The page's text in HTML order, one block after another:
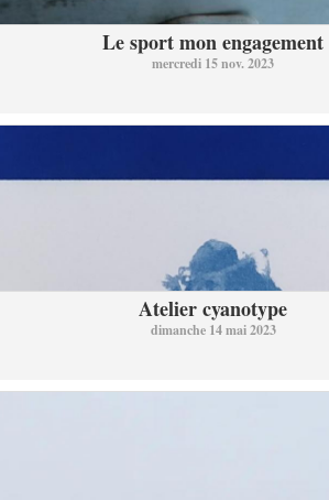
Le sport mon engagement
mercredi 15 nov. 2023
Atelier cyanotype
dimanche 14 mai 2023